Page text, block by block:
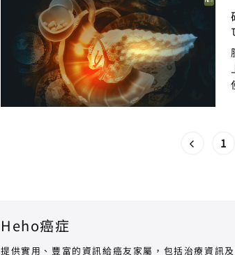
1
Heho癌症
提供實用、豐富的資訊給癌友家屬，包括治療資訊